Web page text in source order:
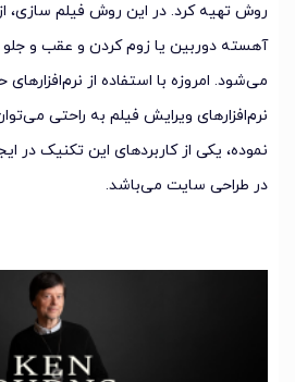
روش تهیه کرد. در این روش فیلم
آهسته دوربین یا زوم کردن و عقب و
می‌شود. امروزه با استفاده از نرم‌افزارهای
نرم‌افزارهای ویرایش فیلم به راحتی
نموده، یکی از کاربردهای این تکنیک در
در طراحی سایت می‌باشد.